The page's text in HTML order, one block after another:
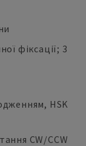
фіксації; 3
HSK
CW/CCW